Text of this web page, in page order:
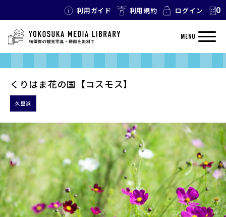
利用ガイド 利用規約 ログイン 0
MENU
くりはま花の国【コスモス】
久里浜